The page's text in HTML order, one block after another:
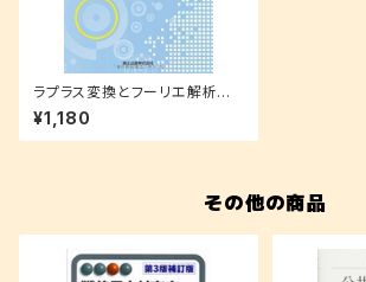
ラプラス変換とフーリエ解析要
論(第2版)新装版
¥1,180
その他の商品